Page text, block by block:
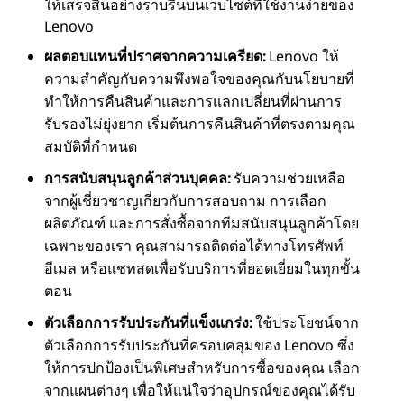
ให้เสร็จสิ้นอย่างราบรื่นบนเว็บไซต์ที่ใช้งานง่ายของ
Lenovo
ผลตอบแทนที่ปราศจากความเครียด:Lenovo ให้
ความสําคัญกับความพึงพอใจของคุณกับนโยบายที่
ทําให้การคืนสินค้าและการแลกเปลี่ยนที่ผ่านการ
รับรองไม่ยุ่งยาก เริ่มต้นการคืนสินค้าที่ตรงตามคุณ
สมบัติที่กําหนด
การสนับสนุนลูกค้าส่วนบุคคล:รับความช่วยเหลือ
จากผู้เชี่ยวชาญเกี่ยวกับการสอบถาม การเลือก
ผลิตภัณฑ์ และการสั่งซื้อจากทีมสนับสนุนลูกค้าโดย
เฉพาะของเรา คุณสามารถติดต่อได้ทางโทรศัพท์
อีเมล หรือแชทสดเพื่อรับบริการที่ยอดเยี่ยมในทุกขั้น
ตอน
ตัวเลือกการรับประกันที่แข็งแกร่ง:ใช้ประโยชน์จาก
ตัวเลือกการรับประกันที่ครอบคลุมของ Lenovo ซึ่ง
ให้การปกป้องเป็นพิเศษสําหรับการซื้อของคุณ เลือก
จากแผนต่างๆ เพื่อให้แน่ใจว่าอุปกรณ์ของคุณได้รับ